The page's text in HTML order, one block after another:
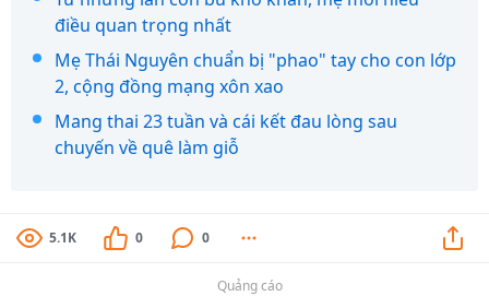
điều quan trọng nhất
Mẹ Thái Nguyên chuẩn bị "phao" tay cho con lớp
2, cộng đồng mạng xôn xao
Mang thai 23 tuần và cái kết đau lòng sau
chuyến về quê làm giỗ
5.1K 0 0
Quảng cáo